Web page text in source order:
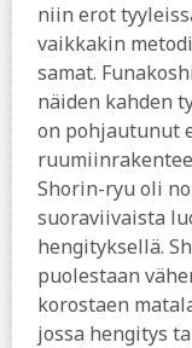
niin erot
vaikkakin
samat.
näiden kahden
on pohjautunut
Shorin-ryu oli
suoraviivaista
hengityksellä.
puolestaan
korostaen
jossa hengitys